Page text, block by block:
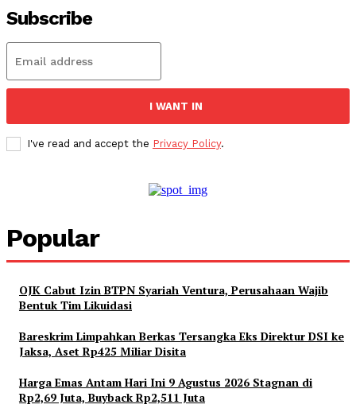
Subscribe
I WANT IN
I've read and accept the Privacy Policy.
Popular
OJK Cabut Izin BTPN Syariah Ventura, Perusahaan Wajib
Bentuk Tim Likuidasi
Bareskrim Limpahkan Berkas Tersangka Eks Direktur DSI ke
Jaksa, Aset Rp425 Miliar Disita
Harga Emas Antam Hari Ini 9 Agustus 2026 Stagnan di
Rp2,69 Juta, Buyback Rp2,511 Juta